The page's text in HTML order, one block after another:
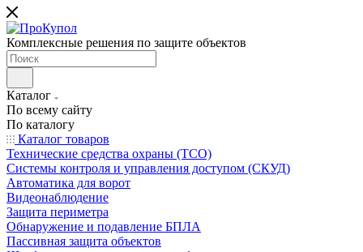
Комплексные решения по защите объектов
Каталог
По всему сайту
По каталогу
Каталог товаров
Технические средства охраны (ТСО)
Системы контроля и управления доступом (СКУД)
Автоматика для ворот
Видеонаблюдение
Защита периметра
Обнаружение и подавление БПЛА
Пассивная защита объектов